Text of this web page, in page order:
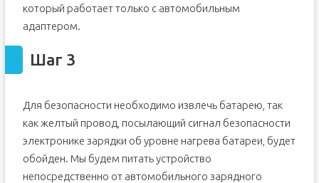
который работает только с автомобильным
адаптером.
Шаг 3
Для безопасности необходимо извлечь батарею, так
как желтый провод, посылающий сигнал безопасности
электронике зарядки об уровне нагрева батареи, будет
обойден. Мы будем питать устройство
непосредственно от автомобильного зарядного